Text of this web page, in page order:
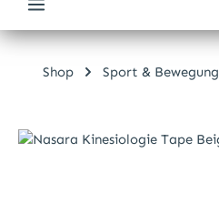
Shop Sport & Bewegung
Bildergalerie überspringen